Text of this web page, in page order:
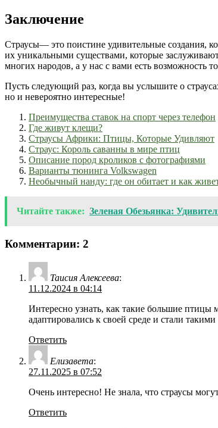
Заключение
Страусы— это поистине удивительные создания,
их уникальными существами, которые
многих народов, а у нас с вами есть возможность
Пусть следующий раз, когда вы услышите о
но и невероятно интересные!
Преимущества ставок на спорт через телефон
Где живут клещи?
Страусы Африки: Птицы, Которые Удивляют
Страус: Король саванны в мире птиц
Описание пород кроликов с фотографиями
Варианты тюнинга Volkswagen
Необычный нанду: где он обитает и как
Читайте также: Зеленая Обезьянка:
Комментарии: 2
Таисия Алексеева:
11.12.2024 в 04:14
Интересно узнать, как такие большие птицы
адаптировались к своей среде и стали
Ответить
Елизавета:
27.11.2025 в 07:52
Очень интересно! Не знала, что страусы
Ответить